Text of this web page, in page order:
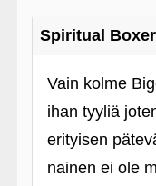
Spiritual Boxer
Vain kolme
ihan tyyliä
erityisen
nainen ei ole